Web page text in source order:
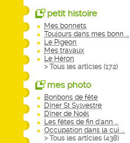
petit histoire
Mes bonnets
Toujours dans mes bonn ...
Le Pigeon
Mes travaux
Le Héron
> Tous les articles (172)
mes photo
Bonbons de fête
Dîner St Sylvestre
Dîner de Noël
Les fêtes de fin d'ann ...
Occupation dans la cui ...
> Tous les articles (438)